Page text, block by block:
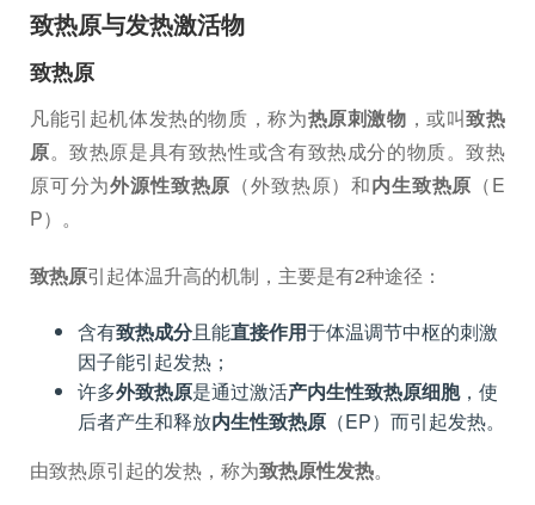
致热原与发热激活物
致热原
凡能引起机体发热的物质，称为热原刺激物 ，或叫致热
原。致热原是具有致热性或含有致热成分的物质。致热
原可分为外源性致热原 （外致热原）和内生致热原 （E
P）。
致热原引起体温升高的机制，主要是有2种途径：
含有致热成分且能直接作用于体温调节中枢的刺激
因子能引起发热；
许多外致热原是通过激活产内生性致热原细胞，使
后者产生和释放内生性致热原 （EP）而引起发热。
由致热原引起的发热，称为致热原性发热。